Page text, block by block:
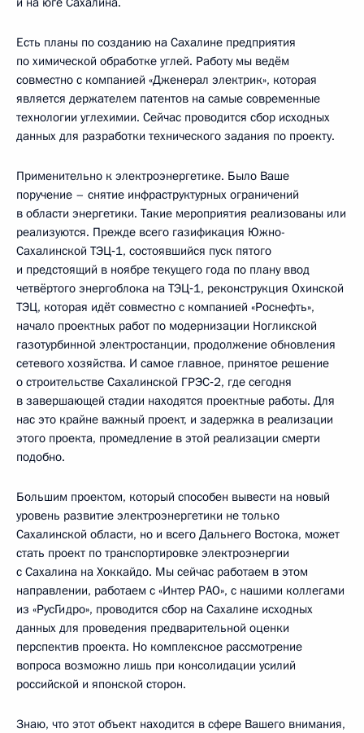
Есть планы по созданию на Сахалине предприятия
по химической обработке углей. Работу мы ведём
совместно с компанией «Дженерал электрик», которая
является держателем патентов на самые современные
технологии углехимии. Сейчас проводится сбор исходных
данных для разработки технического задания по проекту.
Применительно к электроэнергетике. Было Ваше
поручение – снятие инфраструктурных ограничений
в области энергетики. Такие мероприятия реализованы или
реализуются. Прежде всего газификация Южно-
Сахалинской ТЭЦ‑1, состоявшийся пуск пятого
и предстоящий в ноябре текущего года по плану ввод
четвёртого энергоблока на ТЭЦ‑1, реконструкция Охинской
ТЭЦ, которая идёт совместно с компанией «Роснефть»,
начало проектных работ по модернизации Ногликской
газотурбинной электростанции, продолжение обновления
сетевого хозяйства. И самое главное, принятое решение
о строительстве Сахалинской ГРЭС‑2, где сегодня
в завершающей стадии находятся проектные работы. Для
нас это крайне важный проект, и задержка в реализации
этого проекта, промедление в этой реализации смерти
подобно.
Большим проектом, который способен вывести на новый
уровень развитие электроэнергетики не только
Сахалинской области, но и всего Дальнего Востока, может
стать проект по транспортировке электроэнергии
с Сахалина на Хоккайдо. Мы сейчас работаем в этом
направлении, работаем с «Интер РАО», с нашими коллегами
из «РусГидро», проводится сбор на Сахалине исходных
данных для проведения предварительной оценки
перспектив проекта. Но комплексное рассмотрение
вопроса возможно лишь при консолидации усилий
российской и японской сторон.
Знаю, что этот объект находится в сфере Вашего внимания,